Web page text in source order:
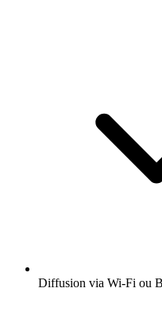
Diffusion via Wi-Fi ou